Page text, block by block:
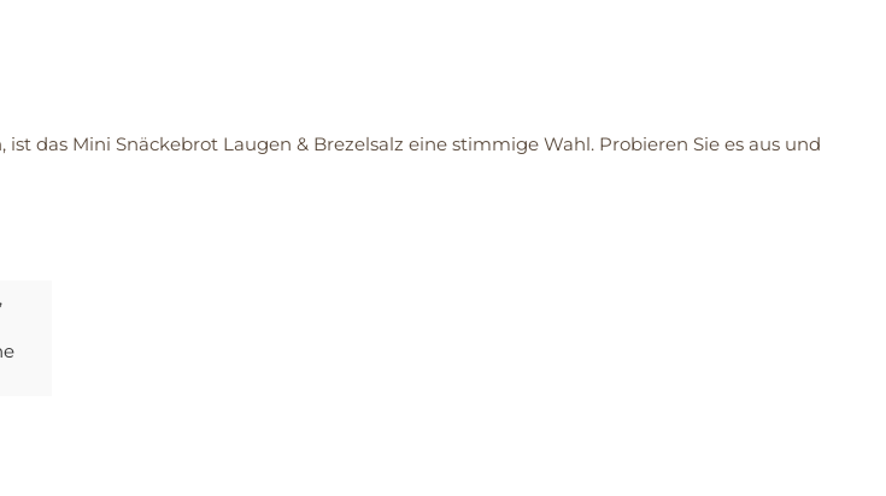
das Mini Snäckebrot Laugen & Brezelsalz eine stimmige Wahl. Probieren Sie es aus und
,